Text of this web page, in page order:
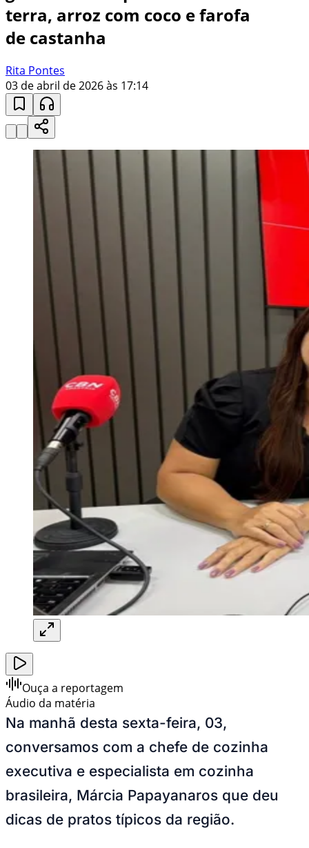
terra, arroz com coco e farofa
de castanha
Rita Pontes
03 de abril de 2026 às 17:14
Ouça a reportagem
Áudio da matéria
Na manhã desta sexta-feira, 03,
conversamos com a chefe de cozinha
executiva e especialista em cozinha
brasileira, Márcia Papayanaros que deu
dicas de pratos típicos da região.